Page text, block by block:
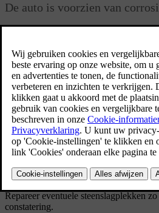
Bijgewerkt 16/03/2023
De auto is voorzien van
beschermende lagen op de plaat, een
tegen corrosie beschermde en
afschermende kunststof componenten,
aanvullende roestwerende vloeistof op
chassis zijn de kwetsbare delen van de
corrosiebestendig aluminiummateriaal.
Controleren en onderhouden
De corrosiewering van de auto hoeft
beperkt u het risico van roestvorming.
Repareer eventuele steenslagplekken
constatering.